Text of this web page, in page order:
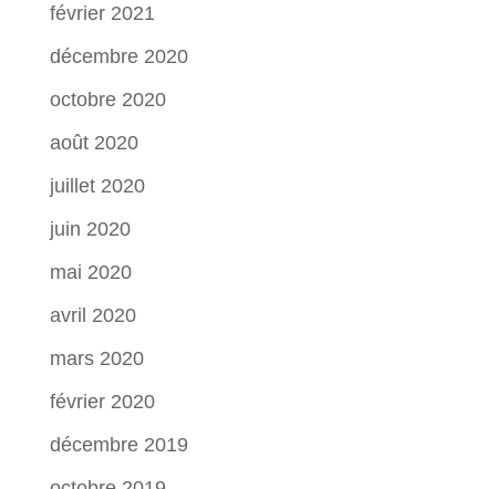
février 2021
décembre 2020
octobre 2020
août 2020
juillet 2020
juin 2020
mai 2020
avril 2020
mars 2020
février 2020
décembre 2019